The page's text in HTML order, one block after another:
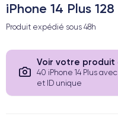
iPhone 14 Plus
Produit expédié sous 48h
Voir votre
40 iPhone 14 Plus
et ID unique